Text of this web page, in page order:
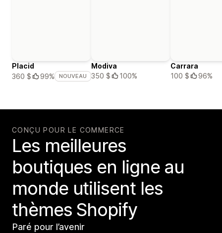
Placid
360 $
99% NOUVEAU
Modiva
350 $
100%
Carrara
100 $
96%
CONÇU POUR LE COMMERCE
Les meilleures
boutiques en ligne au
monde utilisent les
thèmes Shopify
Paré pour l’avenir